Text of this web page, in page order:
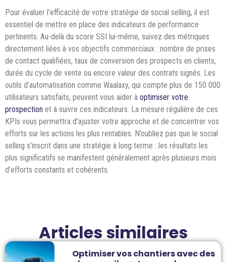
Pour évaluer l’efficacité de votre stratégie de social selling, il est
essentiel de mettre en place des indicateurs de performance
pertinents. Au-delà du score SSI lui-même, suivez des métriques
directement liées à vos objectifs commerciaux : nombre de prises
de contact qualifiées, taux de conversion des prospects en clients,
durée du cycle de vente ou encore valeur des contrats signés. Les
outils d’automatisation comme Waalaxy, qui compte plus de 150 000
utilisateurs satisfaits, peuvent vous aider à optimiser votre
prospection et à suivre ces indicateurs. La mesure régulière de ces
KPIs vous permettra d’ajuster votre approche et de concentrer vos
efforts sur les actions les plus rentables. N’oubliez pas que le social
selling s’inscrit dans une stratégie à long terme : les résultats les
plus significatifs se manifestent généralement après plusieurs mois
d’efforts constants et cohérents.
Articles similaires
Optimiser vos chantiers avec des